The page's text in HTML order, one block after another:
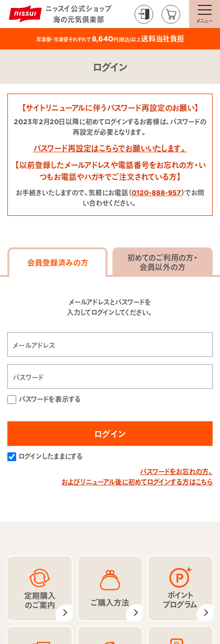
ニッスイ公式ショップ
海の元気倶楽部
メニュー
常温便・冷凍便それぞれで8,640円(税込)以上送料当社負担
ログイン
【サイトリニューアルに伴うパスワード再設定のお願い】
2023年2月20日以降に初めてログインするお客様は、パスワードの
再設定が必要となります。
パスワード再設定はこちらでお願いいたします。
【以前登録したメールアドレスや電話番号をお忘れの方・い
つもお電話やハガキでご注文されている方】
お手続きいたしますので、気軽にお電話（0120-888-957）でお問
い合わせください。
会員登録済みの方 初めてのご利用の方・
会員以外の方
メールアドレスとパスワードを
入力してログインしてください。
パスワードを表示する
ログインしたままにする
パスワードをお忘れの方、
およびリニューアル後に初めてログインする方はこちら
定期購入
のご案内 ご購入方法
ポイント
プログラム